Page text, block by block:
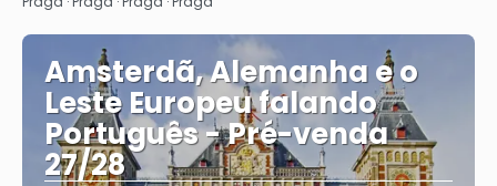
Amsterdã, Alemanha e o
Leste Europeu falando
Português - Pré-venda
27/28